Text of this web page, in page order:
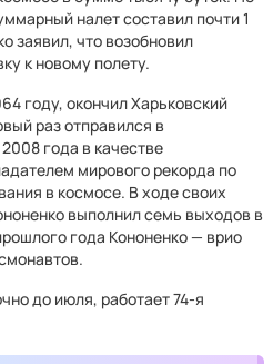
налет составил почти 1
заявил, что возобновил
к новому полету.
году, окончил Харьковский
раз отправился в
года в качестве
мирового рекорда по
в космосе. В ходе своих
выполнил семь выходов в
года Кононенко — врио
до июля, работает 74-я